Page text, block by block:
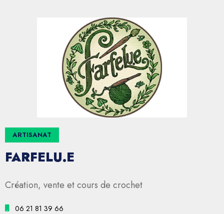
ARTISANAT
FARFELU.E
Création, vente et cours de crochet
06 21 81 39 66